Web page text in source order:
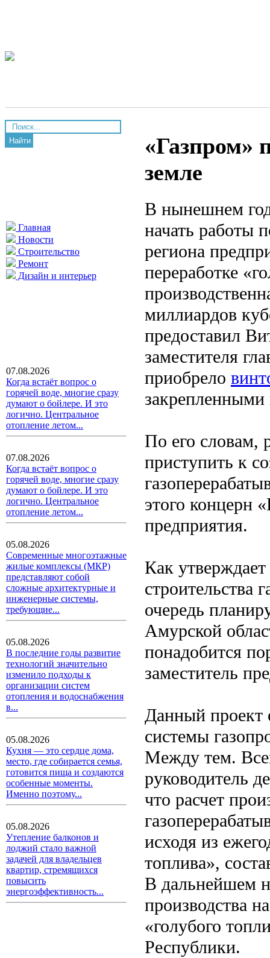
Найти
Главная
Новости
Строительство
Ремонт
Дизайн и интерьер
07.08.2026
Когда встаёт вопрос о
горячей воде, многие сразу
думают о бойлере. И это
логично. Центральное
отопление летом...
07.08.2026
Когда встаёт вопрос о
горячей воде, многие сразу
думают о бойлере. И это
логично. Центральное
отопление летом...
05.08.2026
Современные многоэтажные
жилые комплексы (МКР)
представляют собой
сложные архитектурные и
инженерные системы,
требующие...
05.08.2026
В последние годы развитие
технологий значительно
изменило подходы к
организации систем
отопления и водоснабжения
в...
05.08.2026
Кухня — это сердце дома,
место, где собирается семья,
готовится пища и создаются
особенные моменты.
Именно поэтому...
05.08.2026
Утепление балконов и
лоджий стало важной
задачей для владельцев
квартир, стремящихся
повысить
энергоэффективность...
«Газпром»
земле
В нынешнем
начать работы
региона
переработке
миллиардов
предоставил
заместителя
приобрело
По его словам,
приступить к
этого концерн
предприятия.
Как
строительства
очередь
Амурской
понадобится
заместитель
Данный проект
системы
Между тем.
руководитель
что расчет
исходя из
топлива»,
В дальнейшем
производства
«голубого
Республики.